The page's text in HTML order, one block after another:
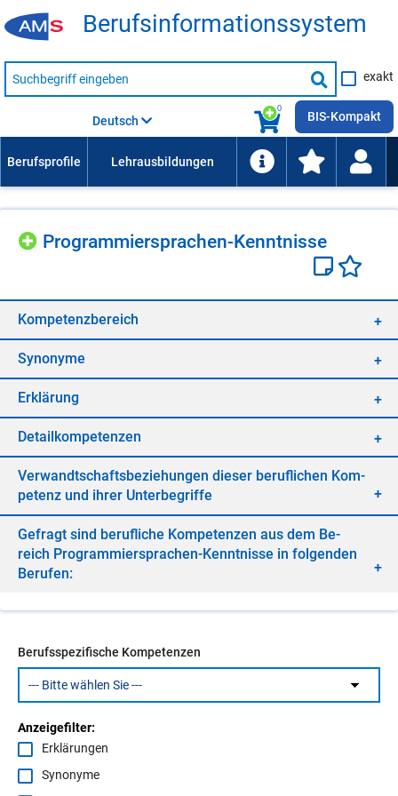
Be­rufs­in­for­ma­ti­ons­sys­tem
Suche
nach
Suche
starten
exakt
0
Deutsch BIS-Kompakt
Pro­gram­mier­spra­chen-Kennt­nis­se
Kom­pe­tenz­be­reich
Syn­ony­me
Er­klä­rung
De­tail­kom­pe­ten­zen
Ver­wandt­schafts­be­zie­hun­gen die­ser be­ruf­li­chen Kom­
pe­tenz und ih­rer Un­ter­be­grif­fe
Ge­fragt sind be­ruf­li­che Kom­pe­ten­zen aus dem Be­
reich Pro­gram­mier­spra­chen-Kennt­nis­se in fol­gen­den
Be­ru­fen:
Berufsspezifische Kompetenzen
Anzeigefilter:
Erklärungen
Synonyme